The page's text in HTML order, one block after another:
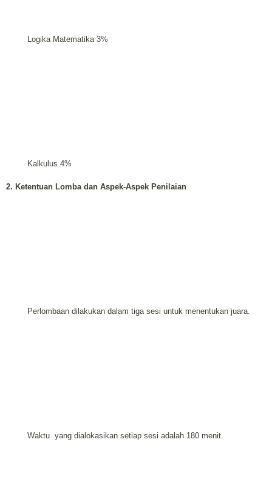
Logika Matematika 3%
Kalkulus 4%
2. Ketentuan Lomba dan Aspek-Aspek Penilaian
Perlombaan dilakukan dalam tiga sesi untuk menentukan juara.
Waktu yang dialokasikan setiap sesi adalah 180 menit.